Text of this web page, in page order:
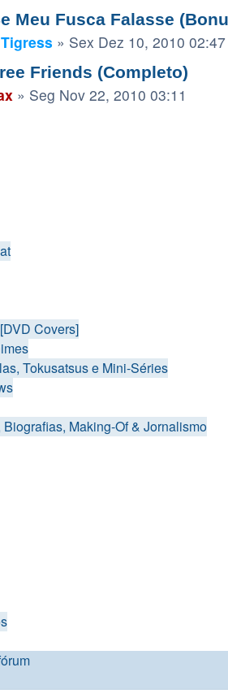
Meu Fusca Falasse
» Sex Dez 10, 2010 02:47
Friends (Completo)
» Seg Nov 22, 2010 03:11
Covers]
Tokusatsus e Mini-Séries
Making-Of & Jornalismo